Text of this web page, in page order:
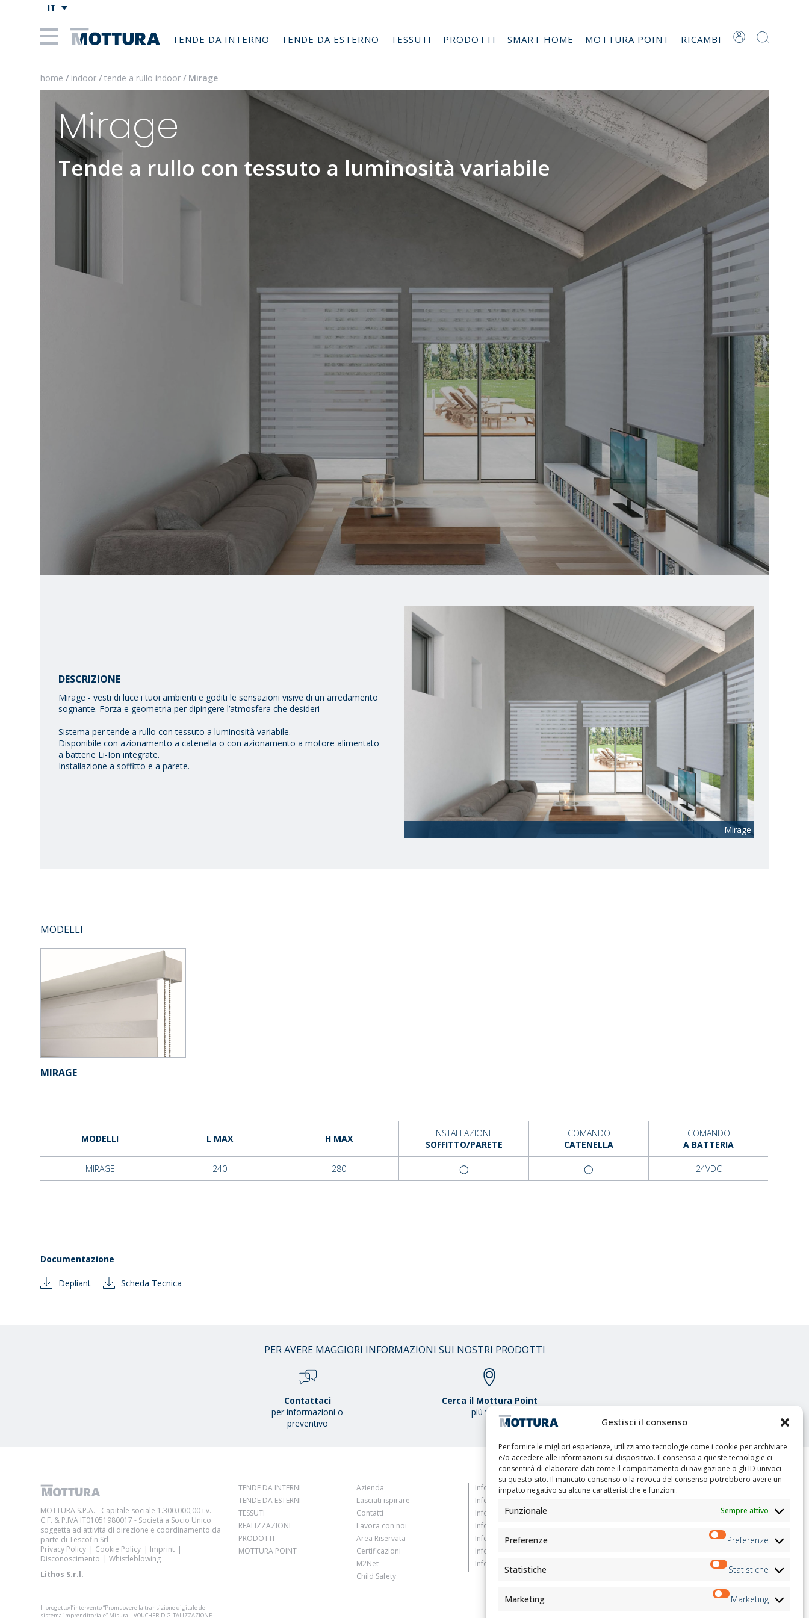
Gestisci il consenso
Per fornire le migliori esperienze, utilizziamo tecnologie come i cookie per archiviare
e/o accedere alle informazioni sul dispositivo. Il consenso a queste tecnologie ci
consentirà di elaborare dati come il comportamento di navigazione o gli ID univoci
su questo sito. Il mancato consenso o la revoca del consenso potrebbero avere un
impatto negativo su alcune caratteristiche e funzioni.
Funzionale Sempre attivo
Preferenze Preferenze
Statistiche Statistiche
Marketing Marketing
IT
TENDE DA INTERNO TENDE DA ESTERNO TESSUTI PRODOTTI SMART HOME MOTTURA POINT RICAMBI
home / indoor /tende a rullo indoor / Mirage
Mirage
Tende a rullo con tessuto a luminosità variabile
DESCRIZIONE
Mirage - vesti di luce i tuoi ambienti e goditi le sensazioni visive di un arredamento
sognante. Forza e geometria per dipingere l’atmosfera che desideri
Sistema per tende a rullo con tessuto a luminosità variabile.
Disponibile con azionamento a catenella o con azionamento a motore alimentato
a batterie Li-Ion integrate.
Installazione a soffitto e a parete.
Mirage
MODELLI
MIRAGE
MODELLI L MAX H MAX
INSTALLAZIONE
SOFFITTO/PARETE
COMANDO
CATENELLA
COMANDO
A BATTERIA
MIRAGE 240 280 ◯ ◯ 24VDC
Documentazione
Depliant Scheda Tecnica
PER AVERE MAGGIORI INFORMAZIONI SUI NOSTRI PRODOTTI
Contattaci
per informazioni o
preventivo
Cerca il Mottura Point
più vicino
MOTTURA S.P.A. - Capitale sociale 1.300.000,00 i.v. -
C.F. & P.IVA IT01051980017 - Società a Socio Unico
soggetta ad attività di direzione e coordinamento da
parte di Tescofin Srl
Privacy Policy
Cookie Policy
Imprint
Disconoscimento
Whistleblowing
Lithos S.r.l.
Il progetto/l’intervento “Promuovere la transizione digitale del
sistema imprenditoriale” Misura – VOUCHER DIGITALIZZAZIONE
TENDE DA INTERNI
TENDE DA ESTERNI
TESSUTI
REALIZZAZIONI
PRODOTTI
MOTTURA POINT
Azienda
Lasciati ispirare
Contatti
Lavora con noi
Area Riservata
Certificazioni
M2Net
Child Safety
Informativa Clienti
Informativa Fornitori
Informativa Candidati
Informativa Contatti
Informativa Registrati
Informativa Newsletter
Informativa Eventi
Newsletter